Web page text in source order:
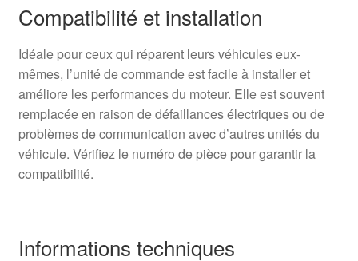
Compatibilité et installation
Idéale pour ceux qui réparent leurs véhicules eux-
mêmes, l’unité de commande est facile à installer et
améliore les performances du moteur. Elle est souvent
remplacée en raison de défaillances électriques ou de
problèmes de communication avec d’autres unités du
véhicule. Vérifiez le numéro de pièce pour garantir la
compatibilité.
Informations techniques